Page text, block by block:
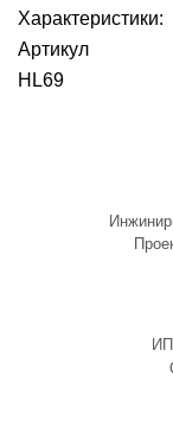
Характеристики:
Артикул
HL69